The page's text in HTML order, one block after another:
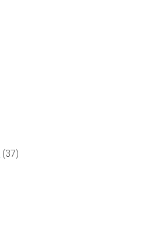
(37)